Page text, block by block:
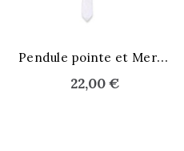
P
endule pointe et Merkaba
22,00 €